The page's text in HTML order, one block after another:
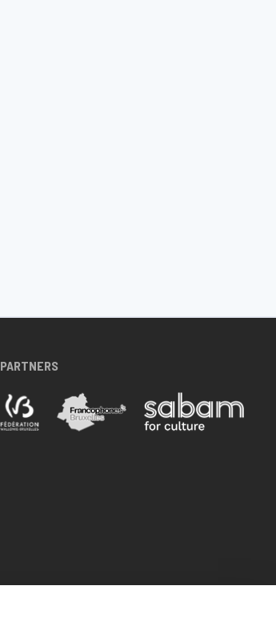
PARTNERS